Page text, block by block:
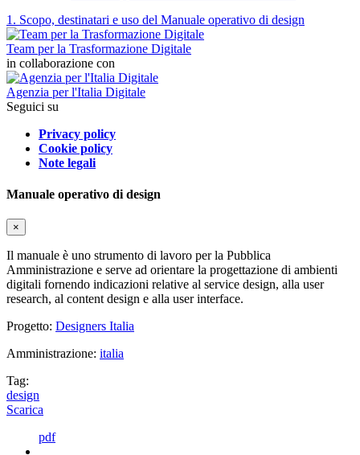
1. Scopo, destinatari e uso del Manuale operativo di design
Team per la Trasformazione Digitale
in collaborazione con
Agenzia per l'Italia Digitale
Seguici su
Privacy policy
Cookie policy
Note legali
Manuale operativo di design
×
Il manuale è uno strumento di lavoro per la Pubblica
Amministrazione e serve ad orientare la progettazione di ambienti
digitali fornendo indicazioni relative al service design, alla user
research, al content design e alla user interface.
Progetto: Designers Italia
Amministrazione: italia
Tag:
design
Scarica
pdf